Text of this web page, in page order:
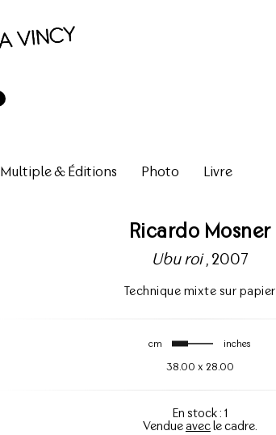
Multiple & Éditions Photo Livre
Ricardo Mosner
Ubu roi, 2007
Technique mixte sur papier
cm inches
38.00 x 28.00
En stock : 1
Vendueavecle cadre.